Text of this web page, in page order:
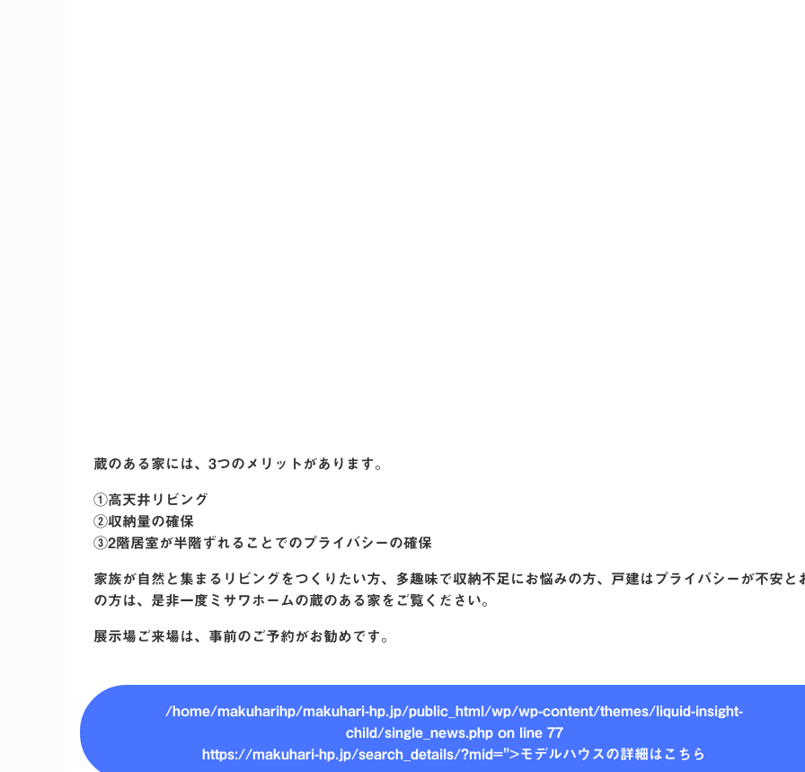
蔵のある家には、3つのメリットがあります。
①高天井リビング
②収納量の確保
③2階居室が半階ずれることでのプライバシーの確保
家族が自然と集まるリビングをつくりたい方、多趣味で収納不足にお悩みの方、戸建はプライバシーが不安と
の方は、是非一度ミサワホームの蔵のある家をご覧ください。
展示場ご来場は、事前のご予約がお勧めです。
/home/makuharihp/makuhari-hp.jp/public_html/wp/wp-content/themes/liquid-insight-
child/single_news.php on line 77
https://makuhari-hp.jp/search_details/?mid=">モデルハウスの詳細はこちら